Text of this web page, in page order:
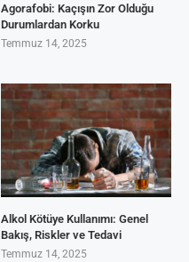
Agorafobi: Kaçışın Zor Olduğu
Durumlardan Korku
Temmuz 14, 2025
Alkol Kötüye Kullanımı: Genel
Bakış, Riskler ve Tedavi
Temmuz 14, 2025